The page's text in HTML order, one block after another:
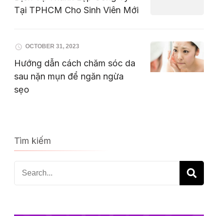
Tại TPHCM Cho Sinh Viên Mới
OCTOBER 31, 2023
Hướng dẫn cách chăm sóc da
sau nặn mụn để ngăn ngừa
sẹo
Tìm kiếm
Search
for: